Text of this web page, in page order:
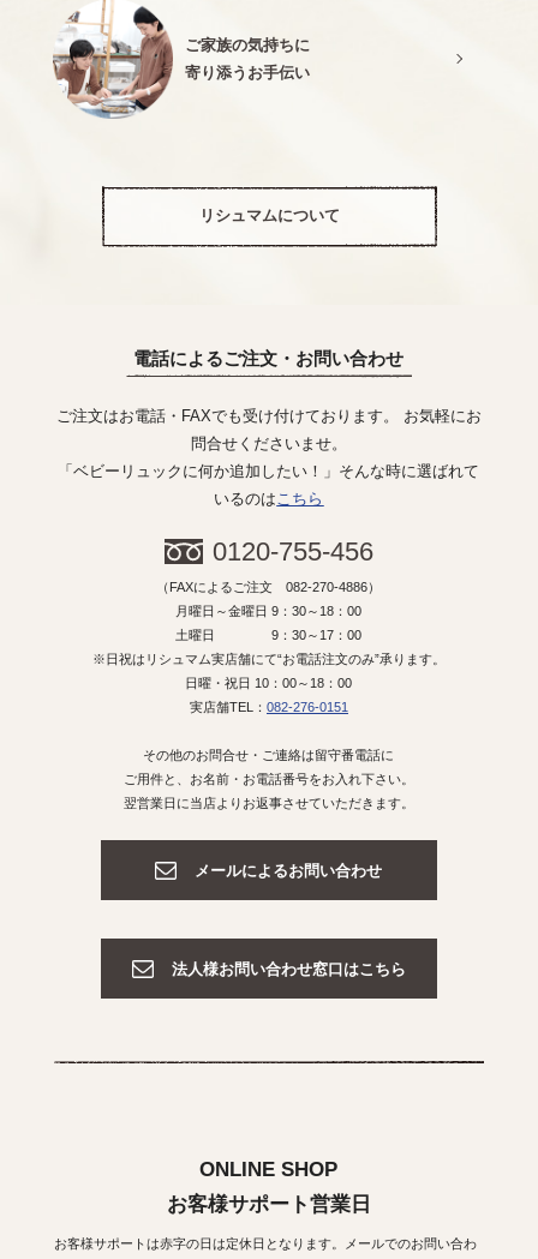
ご家族の気持ちに
寄り添うお手伝い
リシュマムについて
電話によるご注文・お問い合わせ
ご注文はお電話・FAXでも受け付けております。 お気軽にお
問合せくださいませ。
「ベビーリュックに何か追加したい！」そんな時に選ばれて
いるのはこちら
0120-755-456
（FAXによるご注文 082-270-4886）
月曜日～金曜日 9：30～18：00
土曜日 9：30～17：00
※日祝はリシュマム実店舗にて“お電話注文のみ”承ります。
日曜・祝日 10：00～18：00
実店舗TEL： 082-276-0151
その他のお問合せ・ご連絡は留守番電話に
ご用件と、お名前・お電話番号をお入れ下さい。
翌営業日に当店よりお返事させていただきます。
メールによるお問い合わせ
法人様お問い合わせ窓口はこちら
ONLINE SHOP
お客様サポート営業日
お客様サポートは赤字の日は定休日となります。メールでのお問い合わ